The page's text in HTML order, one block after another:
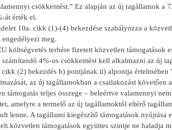
csökkentést.” Ez alapján az új tagállamok
át érték el.
10a. cikk (1)-(4) bekezdése szabályozza a
meg.
költségvetés terhére fizetett közvetlen támogatások
4%-os csökkentést kell alkalmazni az új
(2) bekezdés b) pontjának ii) alpontja
az új tagállamokban a csatlakozást
támogatás teljes összege – beleértve valamennyi
amelyre a termelő az új tagállamoktól eltérő
lenne. A tagállami kiegészítő támogatások
közvetlen támogatások együttes szintje ne haladja